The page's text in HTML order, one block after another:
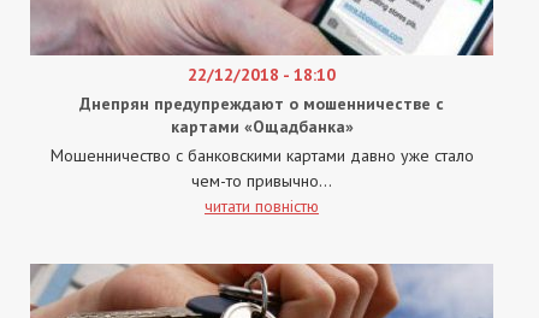
22/12/2018 - 18:10
Днепрян предупреждают о мошенничестве с
картами «Ощадбанка»
Мошенничество с банковскими картами давно уже стало
чем-то привычно...
читати повністю